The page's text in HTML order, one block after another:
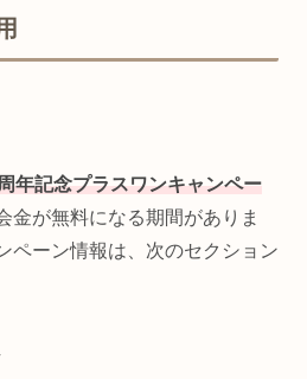
年記念プラスワンキャンペー
金が無料になる期間がありま
ペーン情報は、次のセクション